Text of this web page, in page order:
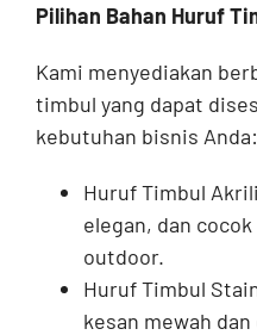
Pilihan Bahan Huruf
Kami menyediakan
timbul yang dapat
kebutuhan bisnis Anda:
Huruf Timbul
elegan, dan
outdoor.
Huruf Timbul
kesan mewah